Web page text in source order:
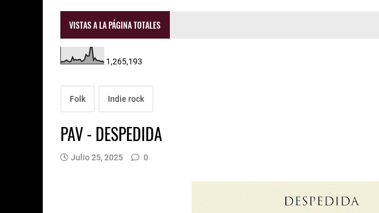
VISTAS A LA PÁGINA TOTALES
1,265,193
Folk Indie rock
PAV - DESPEDIDA
Julio 25, 2025 0